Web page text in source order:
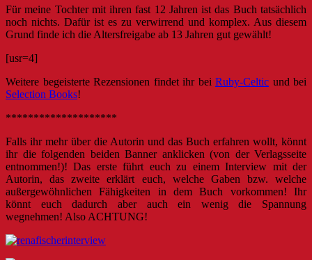
Für meine Tochter mit ihren fast 12 Jahren ist das Buch tatsächlich
noch nichts. Dafür ist es zu verwirrend und komplex. Aus diesem
Grund finde ich die Altersfreigabe ab 13 Jahren gut gewählt!
[usr=4]
Weitere begeisterte Rezensionen findet ihr bei Ruby-Celtic und bei
Selection Books!
********************
Falls ihr mehr über die Autorin und das Buch erfahren wollt, könnt
ihr die folgenden beiden Banner anklicken (von der Verlagsseite
entnommen!)! Das erste führt euch zu einem Interview mit der
Autorin, das zweite erklärt euch, welche Gaben bzw. welche
außergewöhnlichen Fähigkeiten in dem Buch vorkommen! Ihr
könnt euch dadurch aber auch ein wenig die Spannung
wegnehmen! Also ACHTUNG!